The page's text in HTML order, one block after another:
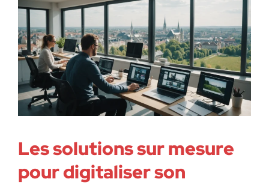
Les solutions sur mesure
pour digitaliser son